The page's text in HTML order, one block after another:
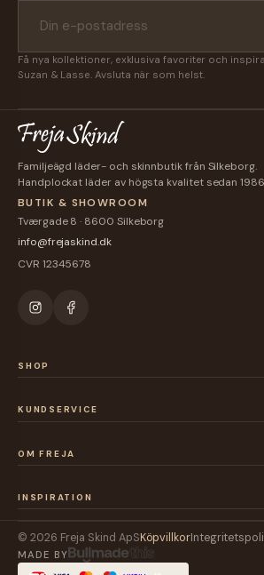
Få nya kollektioner, exklusiva favoriter och
Suzan & Lasse. Avsluta när som helst.
Familjeägd läder- och skinnbutik från Silkeborg.
Handplockat läder av högsta kvalitet sedan
BUTIK & SHOWROOM
Tværgade 8 · 8600 Silkeborg
info@frejaskind.dk
CVR 12345678
SHOP
KUNDSERVICE
OM FREJA
INSPIRATION
© 2026 Freja Skind ApSKöpvillkor
MADE BY